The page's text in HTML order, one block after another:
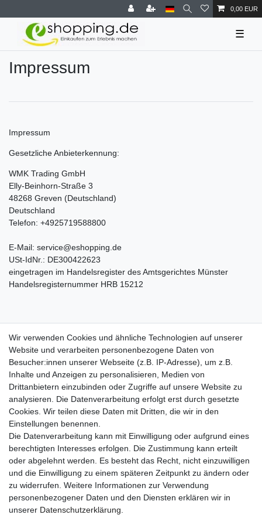
0,00 EUR
☰
Impressum
Impressum
Gesetzliche Anbieterkennung:
WMK Trading GmbH
Elly-Beinhorn-Straße 3
48268 Greven (Deutschland)
Deutschland
Telefon: +4925719588800
E-Mail: service@eshopping.de
USt-IdNr.: DE300422623
eingetragen im Handelsregister des Amtsgerichtes Münster
Handelsregisternummer HRB 15212
Alternative Streitbeilegung:
Die Europäische Kommission stellt eine Plattform für die
außergerichtliche Online-Streitbeilegung (OS-Plattform) bereit,
aufrufbar unter
https://ec.europa.eu/odr
Einkaufen
Zahlungsarten
Versandarten & -kosten
Warenkorb
Mein Konto
Anmelden
Wir verwenden Cookies und ähnliche Technologien auf unserer
Website und verarbeiten personenbezogene Daten von
Besucher:innen unserer Webseite (z.B. IP-Adresse), um z.B.
Inhalte und Anzeigen zu personalisieren, Medien von
Drittanbietern einzubinden oder Zugriffe auf unsere Website zu
analysieren. Die Datenverarbeitung erfolgt erst durch gesetzte
Cookies. Wir teilen diese Daten mit Dritten, die wir in den
Einstellungen benennen.
Die Datenverarbeitung kann mit Einwilligung oder aufgrund eines
berechtigten Interesses erfolgen. Die Zustimmung kann erteilt
oder abgelehnt werden. Es besteht das Recht, nicht einzuwilligen
und die Einwilligung zu einem späteren Zeitpunkt zu ändern oder
zu widerrufen. Weitere Informationen zur Verwendung
personenbezogener Daten und den Diensten erklären wir in
unserer Daten­schutz­erklärung